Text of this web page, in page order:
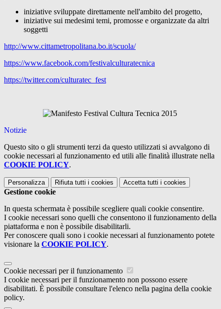
iniziative sviluppate direttamente nell'ambito del progetto,
iniziative sui medesimi temi, promosse e organizzate da altri
soggetti
http://www.cittametropolitana.bo.it/scuola/
https://www.facebook.com/festivalculturatecnica
https://twitter.com/culturatec_fest
Notizie
Questo sito o gli strumenti terzi da questo utilizzati si avvalgono di
cookie necessari al funzionamento ed utili alle finalità illustrate nella
COOKIE POLICY.
Personalizza Rifiuta tutti i cookies Accetta tutti i cookies
Gestione cookie
In questa schermata è possibile scegliere quali cookie consentire.
I cookie necessari sono quelli che consentono il funzionamento della
piattaforma e non è possibile disabilitarli.
Per conoscere quali sono i cookie necessari al funzionamento potete
visionare la COOKIE POLICY.
Cookie necessari per il funzionamento
I cookie necessari per il funzionamento non possono essere
disabilitati. È possibile consultare l'elenco nella pagina della cookie
policy.